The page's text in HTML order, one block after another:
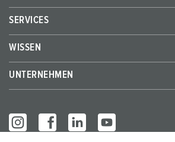
SERVICES
WISSEN
UNTERNEHMEN